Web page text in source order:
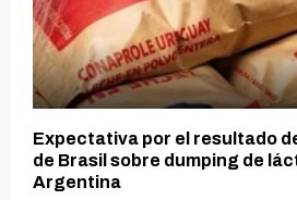
Expectativa por el resultado
de Brasil sobre dumping de
Argentina